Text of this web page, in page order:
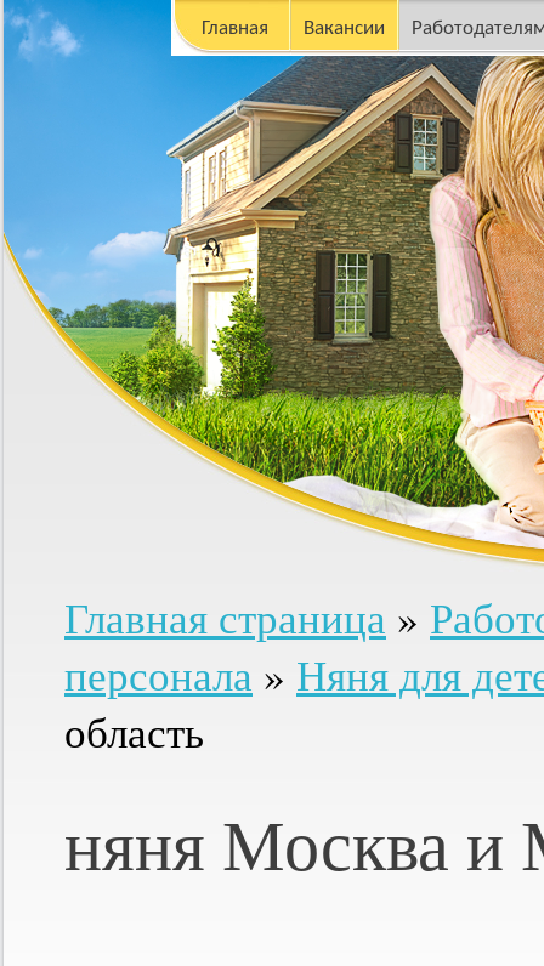
Главная Вакансии
Главная страница »
персонала » Няня для
область
няня Москва и